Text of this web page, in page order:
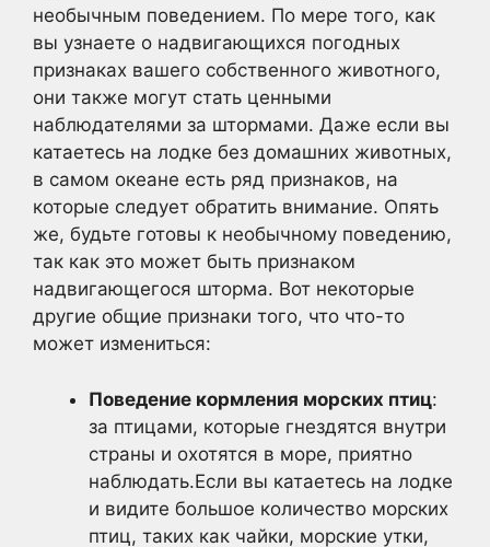
необычным поведением. По мере того, как
вы узнаете о надвигающихся погодных
признаках вашего собственного животного,
они также могут стать ценными
наблюдателями за штормами. Даже если вы
катаетесь на лодке без домашних животных,
в самом океане есть ряд признаков, на
которые следует обратить внимание. Опять
же, будьте готовы к необычному поведению,
так как это может быть признаком
надвигающегося шторма. Вот некоторые
другие общие признаки того, что что-то
может измениться:
Поведение кормления морских птиц:
за птицами, которые гнездятся внутри
страны и охотятся в море, приятно
наблюдать.Если вы катаетесь на лодке
и видите большое количество морских
птиц, таких как чайки, морские утки,